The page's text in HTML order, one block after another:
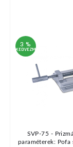
3 %
KEDVEZMÉNY
SVP-75 -
paraméterek: Pofa